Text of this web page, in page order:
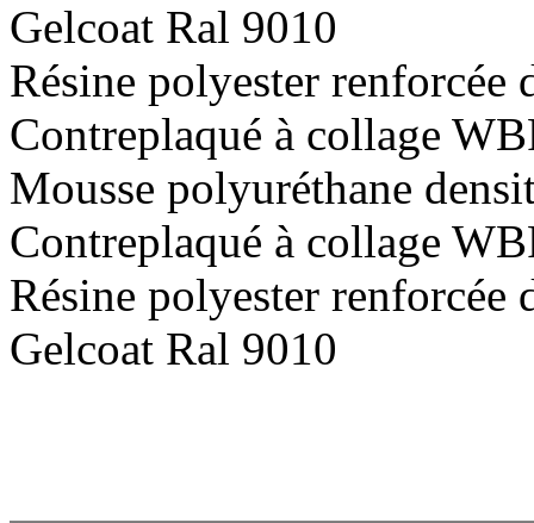
Gelcoat Ral 9010
Résine polyester renforcée
Contreplaqué à collage
Mousse polyuréthane
Contreplaqué à collage
Résine polyester renforcée
Gelcoat Ral 9010